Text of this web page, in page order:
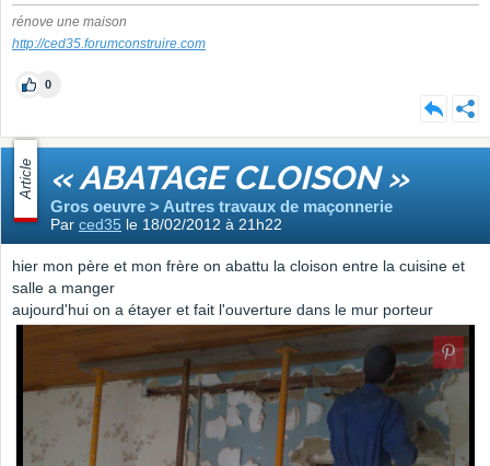
rénove une maison
http://ced35.forumconstruire.com
0
Article « ABATAGE CLOISON »
Gros oeuvre > Autres travaux de maçonnerie
Par ced35 le 18/02/2012 à 21h22
hier mon père et mon frère on abattu la cloison entre la cuisine et
salle a manger
aujourd'hui on a étayer et fait l'ouverture dans le mur porteur